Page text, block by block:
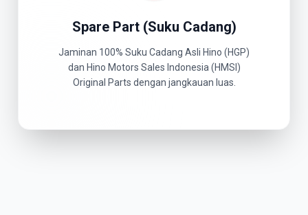
Spare Part (Suku Cadang)
Jaminan 100% Suku Cadang Asli Hino (HGP)
dan Hino Motors Sales Indonesia (HMSI)
Original Parts dengan jangkauan luas.